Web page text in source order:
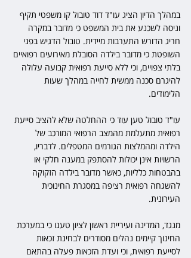
במהלך הדיון הציג עו"ד דוד טובול קו משפטי תקיף
וניסה לשכנע את בית המשפט כי מדובר במקרה
חריג הדורש התערבות מיידית. טובול הדגיש בפני
השופטת כי מדובר בילדה הסובלת מאירועים רפואיים
בלתי צפויים, וכי ללא סייעת רפואית קבועה עלולה
להיגרם סכנה ממשית לחייה במהלך שעות
הלימודים.
עו"ד טובול טען עוד כי ההחלטה שלא להציב סייעת
רפואית מתעלמת מהמצב הרפואי המורכב של
הילדה ומהמלצות הגורמים המטפלים. לדבריו,
הרשויות אינן יכולות להסתפק במענה חלקי או
בהבטחות כלליות, כאשר מדובר בילדה הזקוקה
להשגחה רפואית רציפה במסגרת החינוכית
העירונית.
מנגד, המדינה ועיריית ראשון לציון טענו כי במערכת
החינוך קיימים נהלים מסודרים לבחינת זכאות
לסייעת רפואית, וכי ועדת הזכאות פעלה בהתאם